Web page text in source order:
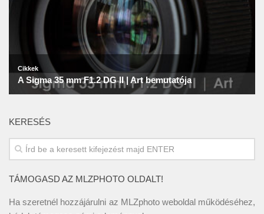
KERESÉS
TÁMOGASD AZ MLZPHOTO OLDALT!
Ha szeretnél hozzájárulni az MLZphoto weboldal működéséhez,